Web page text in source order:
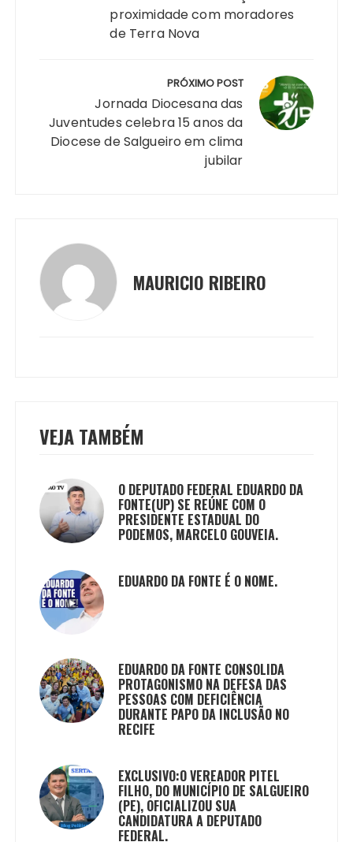
g
er
k m
proximidade com moradores
de Terra Nova
PRÓXIMO POST
Jornada Diocesana das
Juventudes celebra 15 anos da
Diocese de Salgueiro em clima
jubilar
MAURICIO RIBEIRO
VEJA TAMBÉM
O DEPUTADO FEDERAL EDUARDO DA
FONTE(UP) SE REÚNE COM O
PRESIDENTE ESTADUAL DO
PODEMOS, MARCELO GOUVEIA.
EDUARDO DA FONTE É O NOME.
EDUARDO DA FONTE CONSOLIDA
PROTAGONISMO NA DEFESA DAS
PESSOAS COM DEFICIÊNCIA
DURANTE PAPO DA INCLUSÃO NO
RECIFE
EXCLUSIVO:O VEREADOR PITEL
FILHO, DO MUNICÍPIO DE SALGUEIRO
(PE), OFICIALIZOU SUA
CANDIDATURA A DEPUTADO
FEDERAL.